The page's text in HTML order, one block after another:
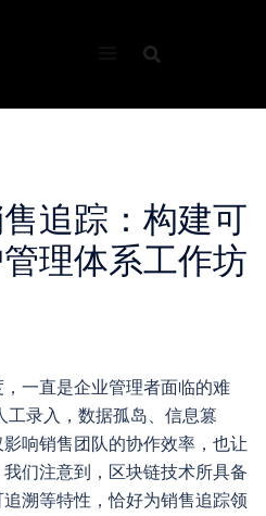
追踪：构建可
理体系工作坊
一直是企业管理者面临的难
录入，数据孤岛、信息篡
响销售团队的协作效率，也让
们注意到，区块链技术所具备
溯等特性，恰好为销售追踪领